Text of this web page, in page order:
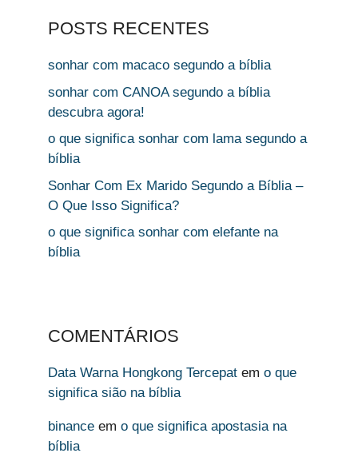
POSTS RECENTES
sonhar com macaco segundo a bíblia
sonhar com CANOA segundo a bíblia
descubra agora!
o que significa sonhar com lama segundo a
bíblia
Sonhar Com Ex Marido Segundo a Bíblia –
O Que Isso Significa?
o que significa sonhar com elefante na
bíblia
COMENTÁRIOS
Data Warna Hongkong Tercepat em o que
significa sião na bíblia
binance em o que significa apostasia na
bíblia